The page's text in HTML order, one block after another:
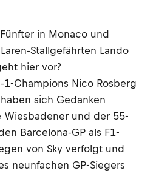
in Monaco und
Stallgefährten Lando
hier vor?
Champions Nico Rosberg
sich Gedanken
Wiesbadener und der 55-
Barcelona-GP als F1-
von Sky verfolgt und
neunfachen GP-Siegers